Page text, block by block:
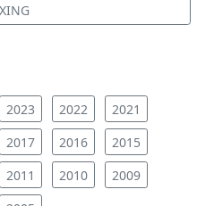
XING
2023 2022
2021
2017 2016
2015
2011 2010
2009